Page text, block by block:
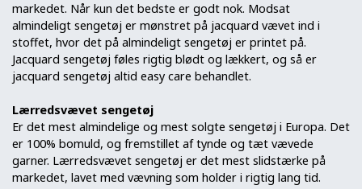
markedet. Når kun det bedste er godt nok. Modsat
almindeligt sengetøj er mønstret på jacquard vævet ind i
stoffet, hvor det på almindeligt sengetøj er printet på.
Jacquard sengetøj føles rigtig blødt og lækkert, og så er
jacquard sengetøj altid easy care behandlet.
Lærredsvævet sengetøj
Er det mest almindelige og mest solgte sengetøj i Europa. Det
er 100% bomuld, og fremstillet af tynde og tæt vævede
garner. Lærredsvævet sengetøj er det mest slidstærke på
markedet, lavet med vævning som holder i rigtig lang tid.